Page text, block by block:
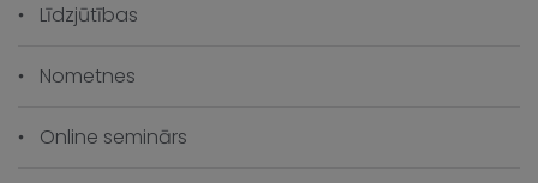
Līdzjūtības
Nometnes
Online seminārs